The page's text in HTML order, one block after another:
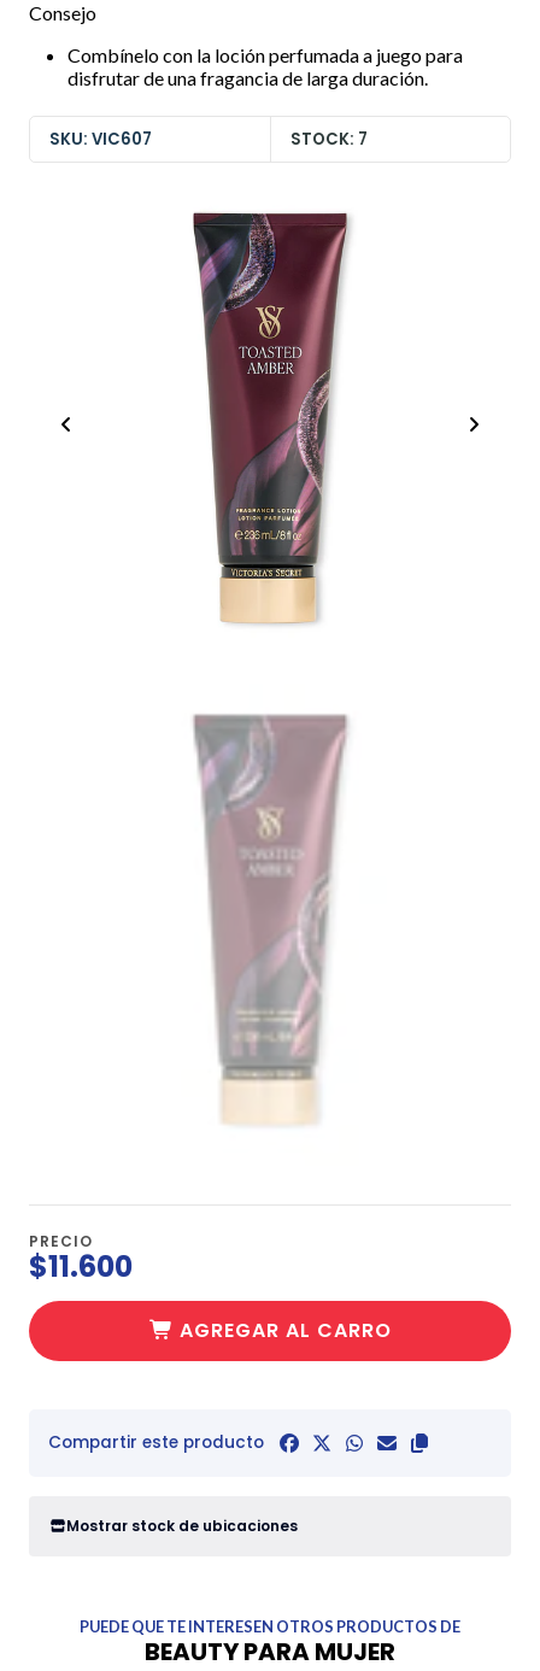
Consejo
Combínelo con la loción perfumada a juego para
disfrutar de una fragancia de larga duración.
SKU: VIC607 STOCK: 7
PRECIO
$11.600
AGREGAR AL CARRO
Compartir este producto
Mostrar stock de ubicaciones
PUEDE QUE TE INTERESEN OTROS PRODUCTOS DE
BEAUTY PARA MUJER